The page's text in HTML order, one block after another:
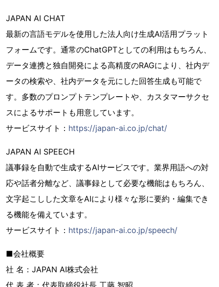
JAPAN AI CHAT
最新の言語モデルを使用した法人向け生成AI活用プラット
フォームです。通常のChatGPTとしての利用はもちろん、
データ連携と独自開発による高精度のRAGにより、社内デ
ータの検索や、社内データを元にした回答生成も可能で
す。多数のプロンプトテンプレートや、カスタマーサクセ
スによるサポートも用意しています。
サービスサイト： https://japan-ai.co.jp/chat/
JAPAN AI SPEECH
議事録を自動で生成するAIサービスです。業界用語への対
応や話者分離など、議事録として必要な機能はもちろん、
文字起こしした文章をAIにより様々な形に要約・編集でき
る機能を備えています。
サービスサイト： https://japan-ai.co.jp/speech/
■会社概要
社 名：JAPAN AI株式会社
代 表 者：代表取締役社長 工藤 智昭